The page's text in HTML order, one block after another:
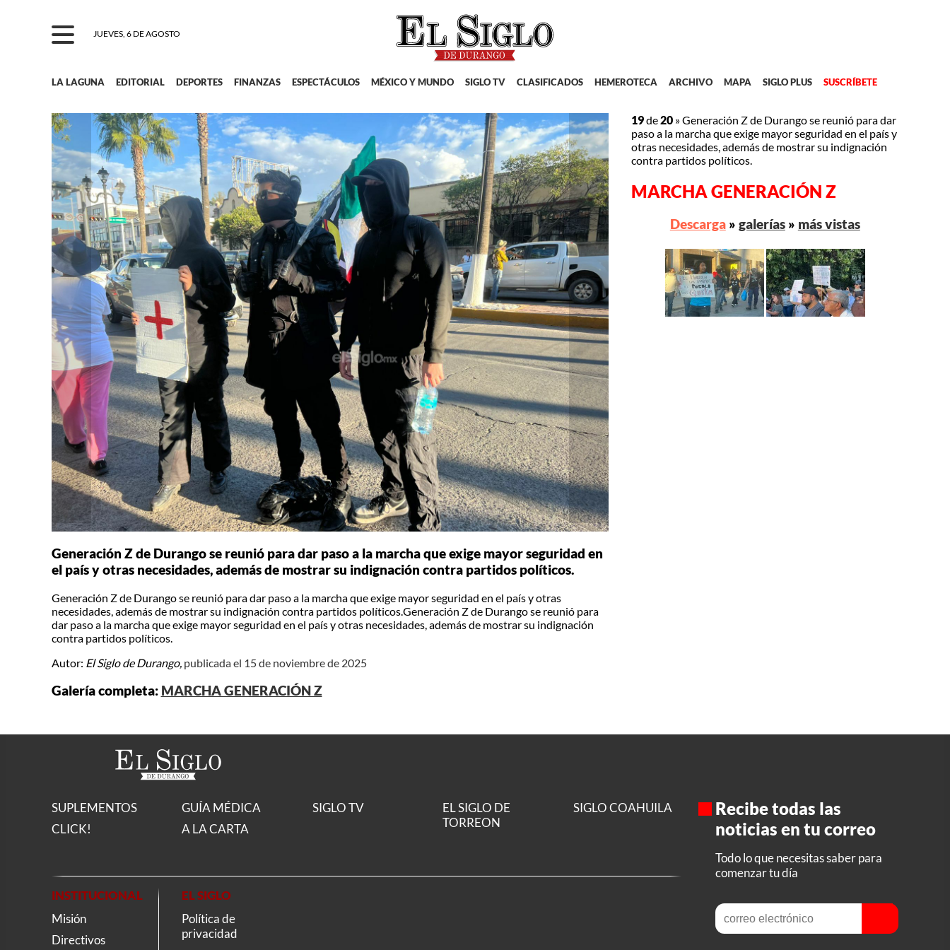
JUEVES, 6 DE AGOSTO
LA LAGUNA EDITORIAL DEPORTES FINANZAS ESPECTÁCULOS MÉXICO Y MUNDO SIGLO TV CLASIFICADOS HEMEROTECA ARCHIVO MAPA SIGLO PLUS SUSCRÍBETE
Generación Z de Durango se reunió para dar paso a la marcha que exige mayor seguridad en
el país y otras necesidades, además de mostrar su indignación contra partidos políticos.
Generación Z de Durango se reunió para dar paso a la marcha que exige mayor seguridad en el país y otras
necesidades, además de mostrar su indignación contra partidos políticos.Generación Z de Durango se reunió para
dar paso a la marcha que exige mayor seguridad en el país y otras necesidades, además de mostrar su indignación
contra partidos políticos.
Autor: El Siglo de Durango, publicada el 15 de noviembre de 2025
Galería completa: MARCHA GENERACIÓN Z
19de20 »Generación Z de Durango se reunió para dar
paso a la marcha que exige mayor seguridad en el país y
otras necesidades, además de mostrar su indignación
contra partidos políticos.
MARCHA GENERACIÓN Z
Descarga» galerías» más vistas
SUPLEMENTOS
CLICK!
GUÍA MÉDICA
A LA CARTA
SIGLO TV
EL SIGLO DE
TORREON
SIGLO COAHUILA
INSTITUCIONAL
Misión
Directivos
EL SIGLO
Política de
privacidad
Recibe todas las
noticias en tu correo
Todo lo que necesitas saber para
comenzar tu día